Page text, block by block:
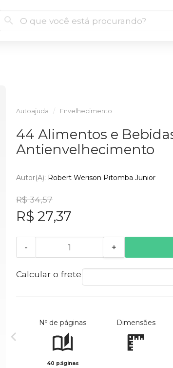
Autoajuda Envelhecimento
44 Alimentos e
Antienvelhecimento
Autor(a): Robert Werison Pitomba Junior
R$ 34,57
R$ 27,37
- +
Calcular o frete
Nº de páginas
40 páginas
Dimensões